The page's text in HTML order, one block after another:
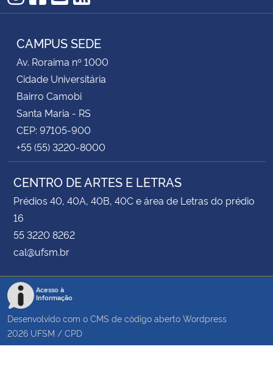
Instagram
Facebook
YouTube
RSS
CAMPUS SEDE
Av. Roraima nº 1000
Cidade Universitária
Bairro Camobi
Santa Maria - RS
CEP: 97105-900
+55 (55) 3220-8000
CENTRO DE ARTES E LETRAS
Prédios 40, 40A, 40B, 40C e área de Letras do prédio
16
55 3220 8262
cal@ufsm.br
Acesso à
Informação
Desenvolvido com o CMS de código aberto Wordpress
2026 UFSM / CPD